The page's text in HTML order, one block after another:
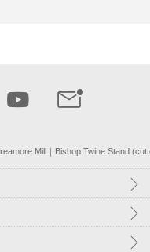
Mill｜Bishop Twine Stand